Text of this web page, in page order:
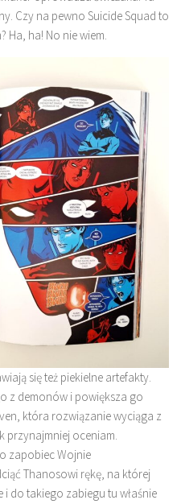
Czy na pewno Suicide Squad to
Ha, ha! No nie wiem.
się też piekielne artefakty.
z demonów i powiększa go
która rozwiązanie wyciąga z
przynajmniej oceniam.
zapobiec Wojnie
Thanosowi rękę, na której
i do takiego zabiegu tu właśnie